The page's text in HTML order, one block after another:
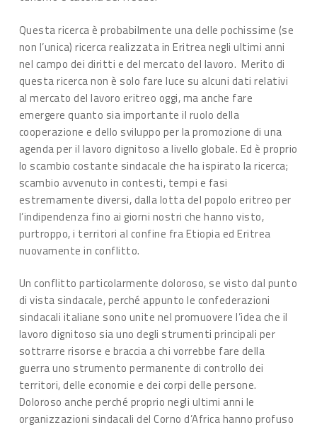
Questa ricerca è probabilmente una delle pochissime (se
non l’unica) ricerca realizzata in Eritrea negli ultimi anni
nel campo dei diritti e del mercato del lavoro. Merito di
questa ricerca non è solo fare luce su alcuni dati relativi
al mercato del lavoro eritreo oggi, ma anche fare
emergere quanto sia importante il ruolo della
cooperazione e dello sviluppo per la promozione di una
agenda per il lavoro dignitoso a livello globale. Ed è proprio
lo scambio costante sindacale che ha ispirato la ricerca;
scambio avvenuto in contesti, tempi e fasi
estremamente diversi, dalla lotta del popolo eritreo per
l’indipendenza fino ai giorni nostri che hanno visto,
purtroppo, i territori al confine fra Etiopia ed Eritrea
nuovamente in conflitto.
Un conflitto particolarmente doloroso, se visto dal punto
di vista sindacale, perché appunto le confederazioni
sindacali italiane sono unite nel promuovere l’idea che il
lavoro dignitoso sia uno degli strumenti principali per
sottrarre risorse e braccia a chi vorrebbe fare della
guerra uno strumento permanente di controllo dei
territori, delle economie e dei corpi delle persone.
Doloroso anche perché proprio negli ultimi anni le
organizzazioni sindacali del Corno d’Africa hanno profuso